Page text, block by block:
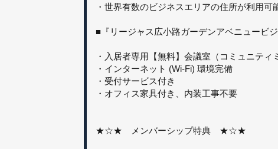
・世界有数のビジネスエリアの住所が利用可
■『リージャス広小路ガーデンアベニュービ
・入居者専用【無料】会議室（コミュニティ
・インターネット (Wi-Fi) 環境完備
・受付サービス付き
・オフィス家具付き、内装工事不要
★☆★ メンバーシップ特典 ★☆★